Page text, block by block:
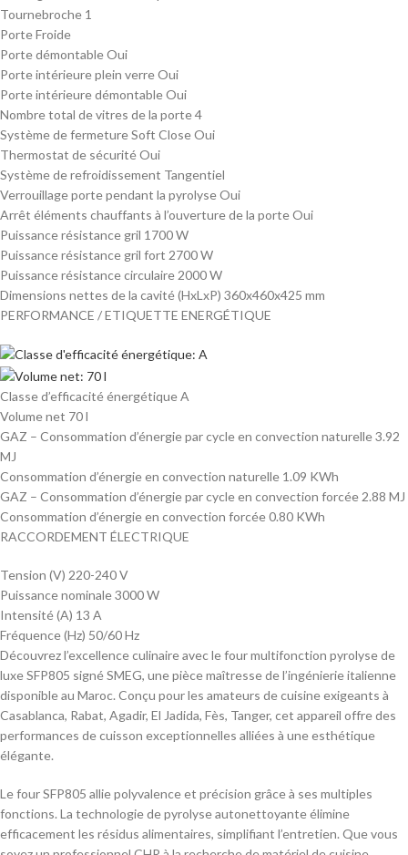
Tournebroche 1
Porte Froide
Porte démontable Oui
Porte intérieure plein verre Oui
Porte intérieure démontable Oui
Nombre total de vitres de la porte 4
Système de fermeture Soft Close Oui
Thermostat de sécurité Oui
Système de refroidissement Tangentiel
Verrouillage porte pendant la pyrolyse Oui
Arrêt éléments chauffants à l’ouverture de la porte Oui
Puissance résistance gril 1700 W
Puissance résistance gril fort 2700 W
Puissance résistance circulaire 2000 W
Dimensions nettes de la cavité (HxLxP) 360x460x425 mm
PERFORMANCE / ETIQUETTE ENERGÉTIQUE
Classe d’efficacité énergétique A
Volume net 70 l
GAZ – Consommation d’énergie par cycle en convection naturelle 3.92
MJ
Consommation d’énergie en convection naturelle 1.09 KWh
GAZ – Consommation d’énergie par cycle en convection forcée 2.88 MJ
Consommation d’énergie en convection forcée 0.80 KWh
RACCORDEMENT ÉLECTRIQUE
Tension (V) 220-240 V
Puissance nominale 3000 W
Intensité (A) 13 A
Fréquence (Hz) 50/60 Hz
Découvrez l’excellence culinaire avec le four multifonction pyrolyse de
luxe SFP805 signé SMEG, une pièce maîtresse de l’ingénierie italienne
disponible au Maroc. Conçu pour les amateurs de cuisine exigeants à
Casablanca, Rabat, Agadir, El Jadida, Fès, Tanger, cet appareil offre des
performances de cuisson exceptionnelles alliées à une esthétique
élégante.
Le four SFP805 allie polyvalence et précision grâce à ses multiples
fonctions. La technologie de pyrolyse autonettoyante élimine
efficacement les résidus alimentaires, simplifiant l’entretien. Que vous